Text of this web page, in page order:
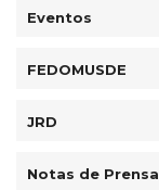
Eventos
FEDOMUSDE
JRD
Notas de Prensa